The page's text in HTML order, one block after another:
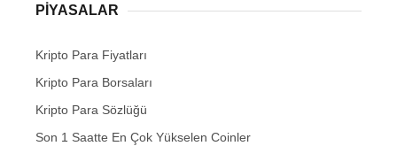
PIYASALAR
Kripto Para Fiyatları
Kripto Para Borsaları
Kripto Para Sözlüğü
Son 1 Saatte En Çok Yükselen Coinler